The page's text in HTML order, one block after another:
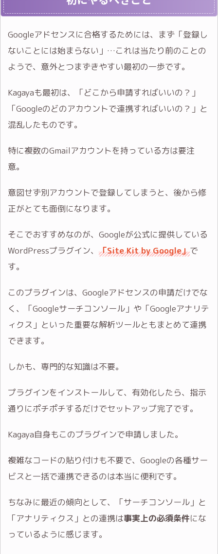
Googleアドセンスに合格するためには、まず「登録し
ないことには始まらない」…これは当たり前のことの
ようで、意外とつまずきやすい最初の一歩です。
Kagayaも最初は、「どこから申請すればいいの？」
「Googleのどのアカウントで連携すればいいの？」と
混乱したものです。
特に複数のGmailアカウントを持っている方は要注
意。
意図せず別アカウントで登録してしまうと、後から修
正がとても面倒になります。
そこでおすすめなのが、Googleが公式に提供している
WordPressプラグイン、 「Site Kit by Google」で
す。
このプラグインは、Googleアドセンスの申請だけでな
く、「Googleサーチコンソール」や「Googleアナリテ
ィクス」といった重要な解析ツールともまとめて連携
できます。
しかも、専門的な知識は不要。
プラグインをインストールして、有効化したら、指示
通りにポチポチするだけでセットアップ完了です。
Kagaya自身もこのプラグインで申請しました。
複雑なコードの貼り付けも不要で、Googleの各種サー
ビスと一括で連携できるのは本当に便利です。
ちなみに最近の傾向として、「サーチコンソール」と
「アナリティクス」との連携は事実上の必須条件にな
っているように感じます。